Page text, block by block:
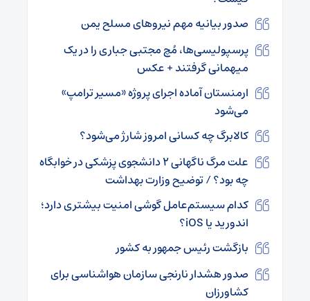
صدور بیانیه مهم نیروهای مسلح یمن
پرسپولیسی‌ها، مُچ مجتبی جباری را در یک
میهمانی گرفتند + عکس
ارمنستان آماده اجرای پروژه «مسیر ترامپ»
می‌شود
کالابرگ چه کسانی امروز شارژ می‌شود؟
علت مرگ ناگهانی ۲ دانشجوی پزشکی در خوابگاه
چه بود؟ / توضیح وزارت بهداشت
کدام سیستم‌عامل گوشی امنیت بیشتری دارد؛
اندورید یا iOS؟
بازگشت رئیس جمهور به کشور
صدور هشدار نارنجی سازمان هواشناسی برای
کشاورزان